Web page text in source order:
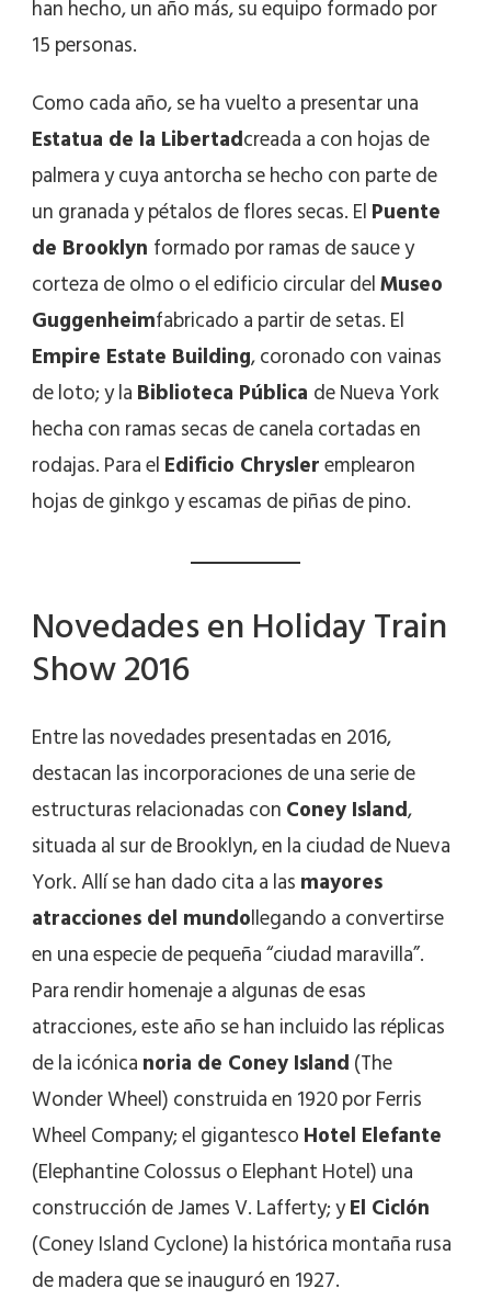
han hecho, un año más, su equipo formado por
15 personas.
Como cada año, se ha vuelto a presentar una
Estatua de la Libertadcreada a con hojas de
palmera y cuya antorcha se hecho con parte de
un granada y pétalos de flores secas. ElPuente
de Brooklyn formado por ramas de sauce y
corteza de olmo o el edificio circular delMuseo
Guggenheimfabricado a partir de setas. El
Empire Estate Building, coronado con vainas
de loto; y laBiblioteca Pública de Nueva York
hecha con ramas secas de canela cortadas en
rodajas. Para elEdificio Chrysleremplearon
hojas de ginkgo y escamas de piñas de pino.
Novedades en Holiday Train
Show 2016
Entre las novedades presentadas en 2016,
destacan las incorporaciones de una serie de
estructuras relacionadas conConey Island,
situada al sur de Brooklyn, en la ciudad de Nueva
York. Allí se han dado cita a lasmayores
atracciones del mundollegando a convertirse
en una especie de pequeña “ciudad maravilla”.
Para rendir homenaje a algunas de esas
atracciones, este año se han incluido las réplicas
de la icónicanoria de Coney Island(The
Wonder Wheel) construida en 1920 por Ferris
Wheel Company; el gigantescoHotel Elefante
(Elephantine Colossus o Elephant Hotel) una
construcción de James V. Lafferty; yEl Ciclón
(Coney Island Cyclone) la histórica montaña rusa
de madera que se inauguró en 1927.